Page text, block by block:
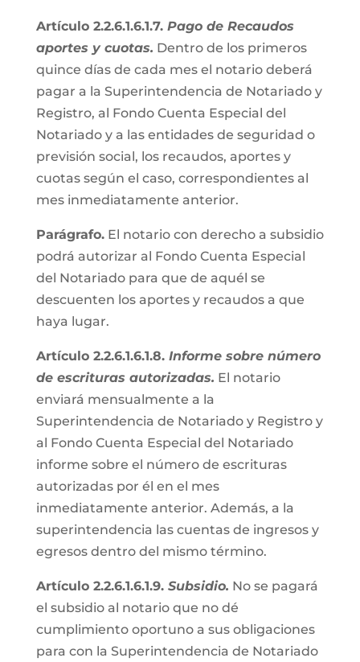
Artículo 2.2.6.1.6.1.7. Pago de Recaudos
aportes y cuotas. Dentro de los primeros
quince días de cada mes el notario deberá
pagar a la Superintendencia de Notariado y
Registro, al Fondo Cuenta Especial del
Notariado y a las entidades de seguridad o
previsión social, los recaudos, aportes y
cuotas según el caso, correspondientes al
mes inmediatamente anterior.
Parágrafo.El notario con derecho a subsidio
podrá autorizar al Fondo Cuenta Especial
del Notariado para que de aquél se
descuenten los aportes y recaudos a que
haya lugar.
Artículo 2.2.6.1.6.1.8. Informe sobre número
de escrituras autorizadas. El notario
enviará mensualmente a la
Superintendencia de Notariado y Registro y
al Fondo Cuenta Especial del Notariado
informe sobre el número de escrituras
autorizadas por él en el mes
inmediatamente anterior. Además, a la
superintendencia las cuentas de ingresos y
egresos dentro del mismo término.
Artículo 2.2.6.1.6.1.9. Subsidio. No se pagará
el subsidio al notario que no dé
cumplimiento oportuno a sus obligaciones
para con la Superintendencia de Notariado